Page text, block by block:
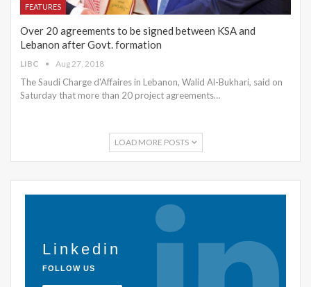
FEATURES
Over 20 agreements to be signed between KSA and
Lebanon after Govt. formation
LIBC Aug 27, 2018
The Saudi Charge d'Affaires in Lebanon, Walid Al-Bukhari, said on
Saturday that more than 20 project agreements…
LOAD MORE POSTS
Linkedin
FOLLOW US